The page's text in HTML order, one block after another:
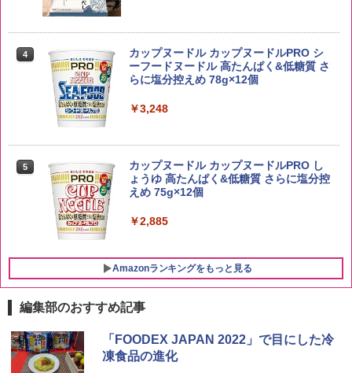
4
by Amazon あきたこまちブレンド 無洗
米 5kg
￥3,396
5
新潟ケンベイ【精米】新潟県産にじのき
らめき 5kg 令和7年産
￥3,056
4
トリスウイスキー 4000ml サントリー 大
容量 4リットル
5
サントリー シングルモルト ウイスキー
白州 Story of the Distillery 2026 化粧箱
入 700ml
￥19,860
4
カップヌードル カップヌードルPRO シ
ーフードヌードル 高たんぱく&低糖質 さ
らに塩分控えめ 78g×12個
￥3,248
5
カップヌードル カップヌードルPRO し
ょうゆ 高たんぱく&低糖質 さらに塩分控
えめ 75g×12個
￥2,885
Amazonランキングをもっと見る
1
[山善] スチームオーブンレンジ 25L 一人
暮らし 二人暮らし フラットテーブル ス
チーム調理 自動メニュー19種搭載 角皿
編集部のおすすめ記事
「FOODEX JAPAN 2022」で目にした冷
凍食品の進化